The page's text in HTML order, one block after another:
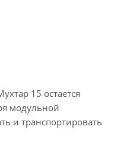
15 остается
модульной
и транспортировать